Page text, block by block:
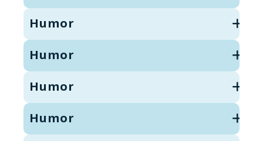
Humor
Humor
Humor
Humor